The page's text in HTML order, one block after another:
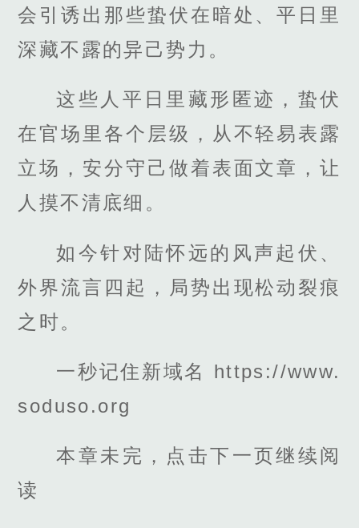
会引诱出那些蛰伏在暗处、平日里
深藏不露的异己势力。
这些人平日里藏形匿迹，蛰伏
在官场里各个层级，从不轻易表露
立场，安分守己做着表面文章，让
人摸不清底细。
如今针对陆怀远的风声起伏、
外界流言四起，局势出现松动裂痕
之时。
一秒记住新域名 https://www.
soduso.org
本章未完，点击下一页继续阅
读